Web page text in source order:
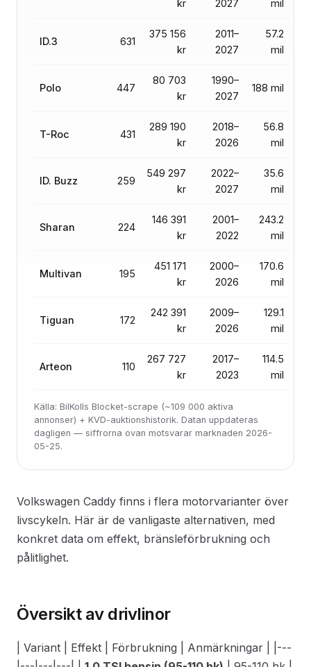
kr
2027
mil
ID.3 631
375 156
kr
2011–
2027
57.2
mil
Polo 447
80 703
kr
1990–
2027
188 mil
T-Roc 431
289 190
kr
2018–
2026
56.8
mil
ID. Buzz 259
549 297
kr
2022–
2027
35.6
mil
Sharan 224
146 391
kr
2001–
2022
243.2
mil
Multivan 195
451 171
kr
2000–
2026
170.6
mil
Tiguan 172
242 391
kr
2009–
2026
129.1
mil
Arteon 110
267 727
kr
2017–
2023
114.5
mil
Källa: BilKolls Blocket-scrape (~109 000 aktiva
annonser) + KVD-auktionshistorik. Datan uppdateras
dagligen — siffrorna ovan motsvarar marknaden 2026-
05-25.
Volkswagen Caddy finns i flera motorvarianter över
livscykeln. Här är de vanligaste alternativen, med
konkret data om effekt, bränsleförbrukning och
pålitlighet.
Översikt av drivlinor
| Variant | Effekt | Förbrukning | Anmärkningar | |---